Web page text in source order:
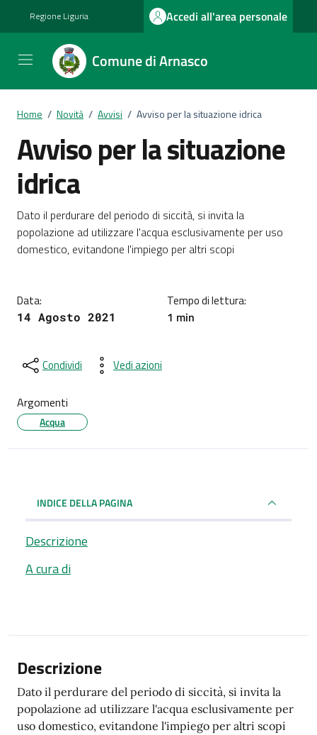
Regione Liguria Accedi all'area personale
Comune di Arnasco
Home / Novità / Avvisi / Avviso per la situazione idrica
Avviso per la situazione
idrica
Dettagli della notizia
Dato il perdurare del periodo di siccità, si invita la
popolazione ad utilizzare l'acqua esclusivamente per uso
domestico, evitandone l'impiego per altri scopi
Data:
14 Agosto 2021
Tempo di lettura:
1 min
Condividi Vedi azioni
Argomenti
Acqua
INDICE DELLA PAGINA
Descrizione
A cura di
Descrizione
Dato il perdurare del periodo di siccità, si invita la
popolazione ad utilizzare l'acqua esclusivamente per
uso domestico, evitandone l'impiego per altri scopi